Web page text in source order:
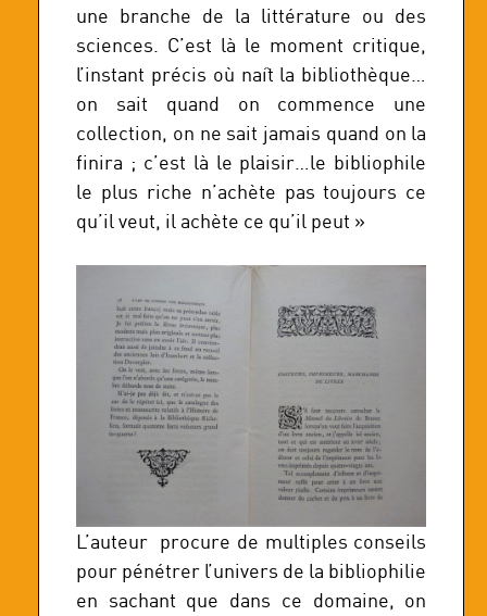
une branche de la littérature ou des
sciences. C’est là le moment critique,
l’instant précis où naît la bibliothèque…
on sait quand on commence une
collection, on ne sait jamais quand on la
finira ; c’est là le plaisir…le bibliophile
le plus riche n’achète pas toujours ce
qu’il veut, il achète ce qu’il peut »
L’auteur procure de multiples conseils
pour pénétrer l’univers de la bibliophilie
en sachant que dans ce domaine, on